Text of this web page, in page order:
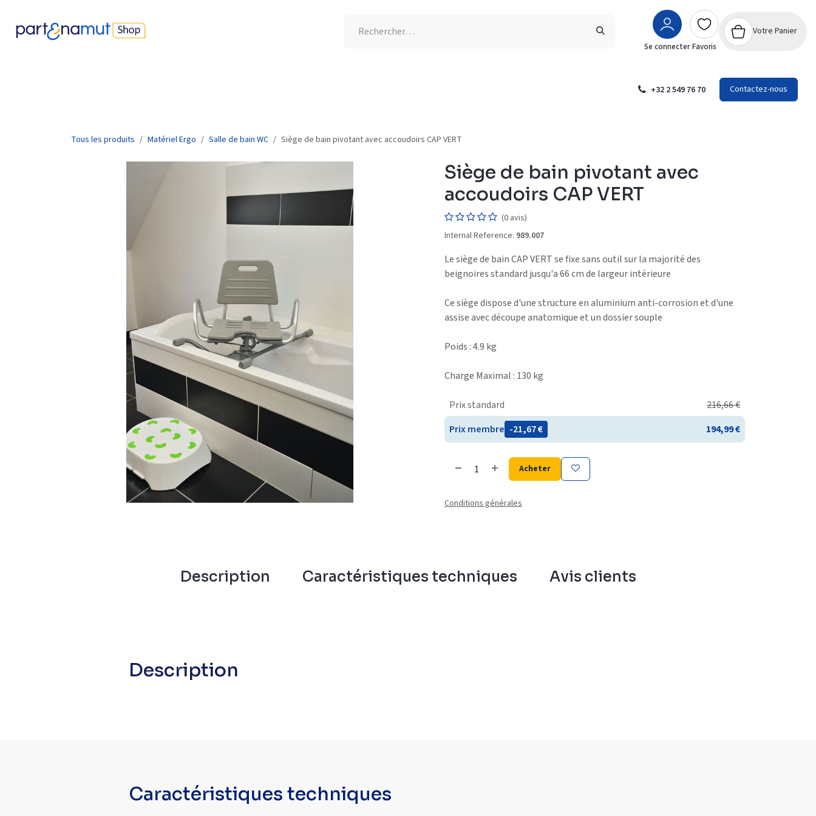
Se connecter Favoris
Votre Panier
+32 2 549 76 70 Contactez-nous
Tous les produits Matériel Ergo Salle de bain WC Siège de bain pivotant avec accoudoirs CAP VERT
Siège de bain pivotant avec
accoudoirs CAP VERT
(0 avis)
Internal Reference: 989.007
Le siège de bain CAP VERT se fixe sans outil sur la majorité des
beignoires standard jusqu'a 66 cm de largeur intérieure
Ce siège dispose d'une structure en aluminium anti-corrosion et d'une
assise avec découpe anatomique et un dossier souple
Poids : 4.9 kg
Charge Maximal : 130 kg
Prix standard 216,66€
Prix membre - 21,67€ 194,99€
Acheter
Conditions générales
Description Caractéristiques techniques Avis clients
Description
Caractéristiques techniques